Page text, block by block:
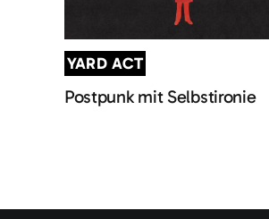
YARD ACT
Postpunk mit Selbstironie